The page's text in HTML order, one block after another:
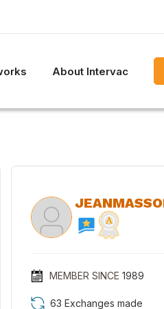
About Intervac
MEMBER SINCE 1989
63 Exchanges made